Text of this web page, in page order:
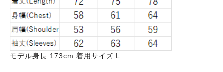
モデル身長 173cm 着用サイズ L